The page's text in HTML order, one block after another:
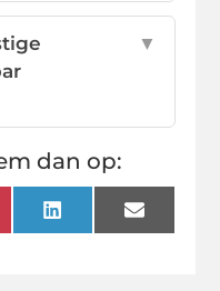
▼
dan op:
LinkedInEmail